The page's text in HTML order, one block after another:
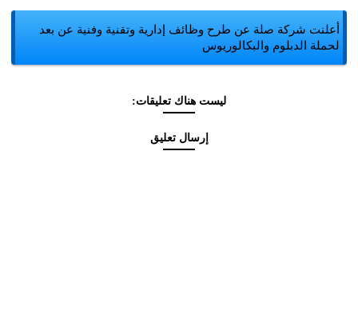
أعلنت شركة صلة عن طرح وظائف إدارية وتقنية وفنية عن بعد
لحملة الدبلوم والبكالوريوس
ليست هناك تعليقات:
إرسال تعليق